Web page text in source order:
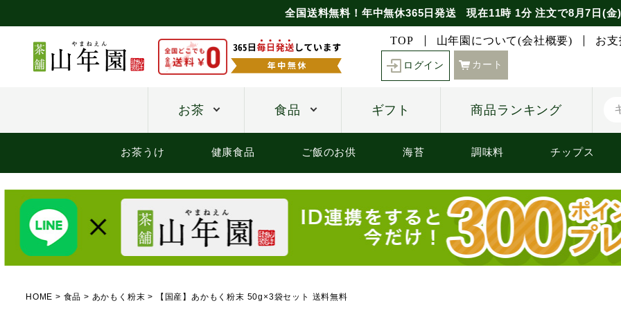
全国送料無料！年中無休365日発送 現在11時 1分注文で8月7日(金
TOP 山年園について(会社概要) お
ログイン カート
お茶 食品 ギフト 商品ランキング
お茶うけ 健康食品 ご飯のお供 海苔 調味料 チップス
HOME 食品 あかもく粉末 【国産】あかもく粉末 50g×3袋セット 送料無料